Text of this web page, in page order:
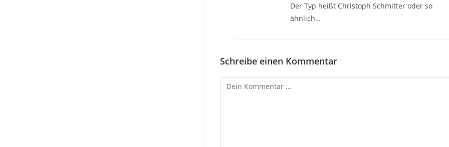
Der Typ heißt Christoph Schmitter oder so
ähnlich…
Schreibe einen Kommentar